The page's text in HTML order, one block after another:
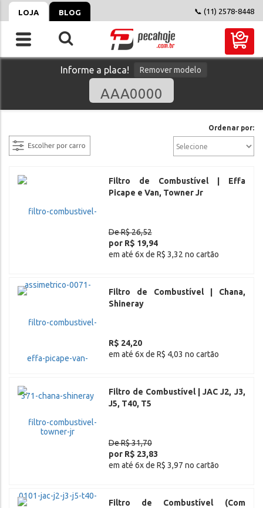
LOJA BLOG 📞 (11) 2578-8448
Informe a placa! Remover modelo
Ordenar por:
Filtro de Combustível | Effa
Picape e Van, Towner Jr
De R$ 26,52
por R$ 19,94
em até 6x de R$ 3,32 no cartão
Filtro de Combustível | Chana,
Shineray
R$ 24,20
em até 6x de R$ 4,03 no cartão
Filtro de Combustível | JAC J2, J3,
J5, T40, T5
De R$ 31,70
por R$ 23,83
em até 6x de R$ 3,97 no cartão
Filtro de Combustível (Com